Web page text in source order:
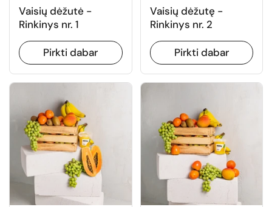
Vaisių dėžutė -
Rinkinys nr. 1
Pirkti dabar
Vaisių dėžutę -
Rinkinys nr. 2
Pirkti dabar